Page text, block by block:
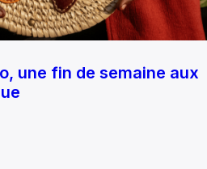
une fin de semaine aux